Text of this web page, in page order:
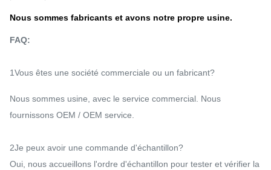
Nous sommes fabricants et avons notre propre usine.
FAQ:
1Vous êtes une société commerciale ou un fabricant?
Nous sommes usine, avec le service commercial. Nous
fournissons OEM / OEM service.
2Je peux avoir une commande d'échantillon?
Oui, nous accueillons l'ordre d'échantillon pour tester et vérifier la